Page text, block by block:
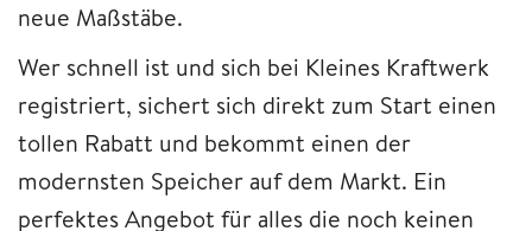
neue Maßstäbe.
Wer schnell ist und sich bei Kleines Kraftwerk
registriert, sichert sich direkt zum Start einen
tollen Rabatt und bekommt einen der
modernsten Speicher auf dem Markt. Ein
perfektes Angebot für alles die noch keinen